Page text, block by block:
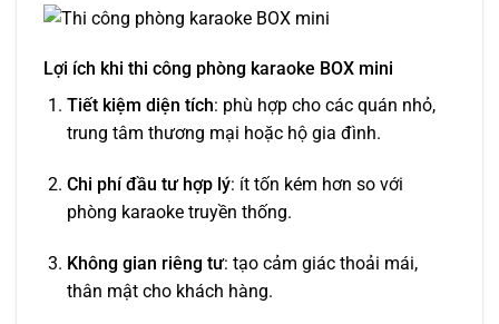
Lợi ích khi thi công phòng karaoke BOX mini
Tiết kiệm diện tích: phù hợp cho các quán nhỏ,
trung tâm thương mại hoặc hộ gia đình.
Chi phí đầu tư hợp lý: ít tốn kém hơn so với
phòng karaoke truyền thống.
Không gian riêng tư: tạo cảm giác thoải mái,
thân mật cho khách hàng.